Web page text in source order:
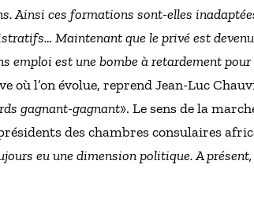
Ainsi ces formations sont-elles
Maintenant que le privé est
emploi est une bombe à retardement pour
où l’on évolue, reprend Jean-Luc
gagnant-gagnant». Le sens de la
des chambres consulaires
eu une dimension politique. A